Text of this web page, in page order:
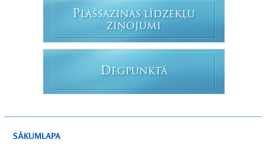
PLAŠSAZIŅAS LĪDZEKĻU
ZIŅOJUMI
DEGPUNKTĀ
SĀKUMLAPA